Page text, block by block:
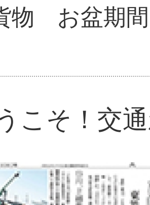
物 お盆期
こそ！交